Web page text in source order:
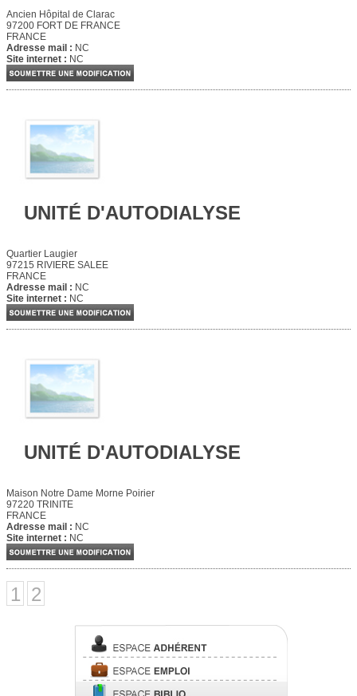
Ancien Hôpital de Clarac
97200 FORT DE FRANCE
FRANCE
Adresse mail : NC
Site internet : NC
UNITÉ D'AUTODIALYSE
Quartier Laugier
97215 RIVIERE SALEE
FRANCE
Adresse mail : NC
Site internet : NC
UNITÉ D'AUTODIALYSE
Maison Notre Dame Morne Poirier
97220 TRINITE
FRANCE
Adresse mail : NC
Site internet : NC
1 2